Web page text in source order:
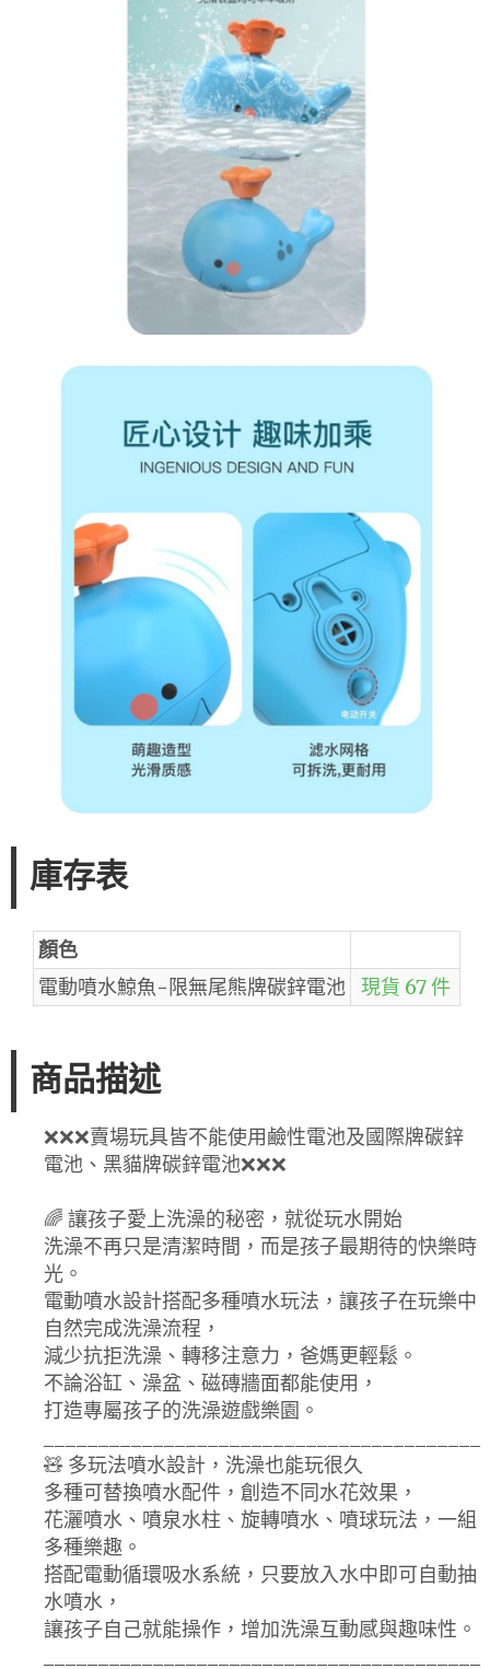
庫存表
顏色
電動噴水鯨魚-限無尾熊牌碳鋅電池
現貨 67 件
商品描述
❌❌❌賣場玩具皆不能使用鹼性電池及國際牌碳鋅
電池、黑貓牌碳鋅電池❌❌❌
🌈 讓孩子愛上洗澡的秘密，就從玩水開始
洗澡不再只是清潔時間，而是孩子最期待的快樂時
光。
電動噴水設計搭配多種噴水玩法，讓孩子在玩樂中
自然完成洗澡流程，
減少抗拒洗澡、轉移注意力，爸媽更輕鬆。
不論浴缸、澡盆、磁磚牆面都能使用，
打造專屬孩子的洗澡遊戲樂園。
🧸 多玩法噴水設計，洗澡也能玩很久
多種可替換噴水配件，創造不同水花效果，
花灑噴水、噴泉水柱、旋轉噴水、噴球玩法，一組
多種樂趣。
搭配電動循環吸水系統，只要放入水中即可自動抽
水噴水，
讓孩子自己就能操作，增加洗澡互動感與趣味性。